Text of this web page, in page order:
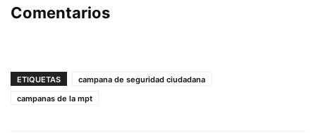
Comentarios
ETIQUETAS
campana de seguridad ciudadana
campanas de la mpt